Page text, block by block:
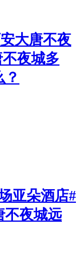
大唐不夜
夜城多
亚朵酒店#
不夜城远